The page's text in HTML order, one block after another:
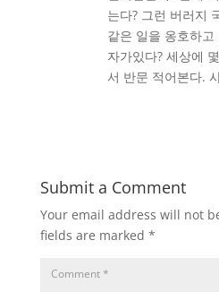
는다? 그런 버러지
같은 일을 옹호하
자가있다? 세상에
서 반문 적어본다.
Submit a Comment
Your email address will not
fields are marked *